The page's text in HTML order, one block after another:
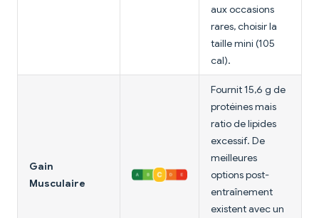
aux occasions
rares, choisir la
taille mini (105
cal).
Gain
Musculaire
Fournit 15,6 g de
protéines mais
ratio de lipides
excessif. De
meilleures
options post-
entraînement
existent avec un